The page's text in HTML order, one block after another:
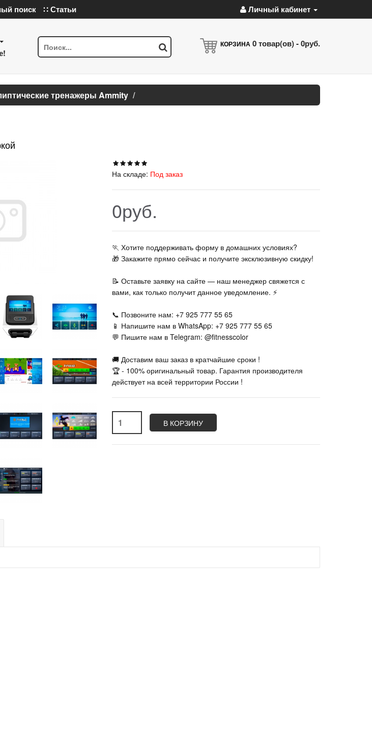
поиск ∷ Статьи Личный кабинет
КОРЗИНА 0товар(ов) -0руб.
тренажеры Ammity
На складе: Под заказ
0руб.
🏃‍ Хотите поддерживать форму в домашних условиях?
🎁 Закажите прямо сейчас и получите эксклюзивную скидку!
📝 Оставьте заявку на сайте — наш менеджер свяжется с
вами, как только получит данное уведомление. ⚡
📞 Позвоните нам: +7 925 777 55 65
📱 Напишите нам в WhatsApp: +7 925 777 55 65
💬 Пишите нам в Telegram: @fitnesscolor
🚚 Доставим ваш заказ в кратчайшие сроки !
🏆 - 100% оригинальный товар. Гарантия производителя
действует на всей территории России !
В КОРЗИНУ